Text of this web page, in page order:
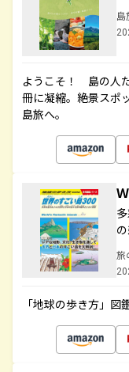
島
ようこそ！ 島の人
冊に凝縮。絶景スポ
島旅へ。
旅
「地球の歩き方」図